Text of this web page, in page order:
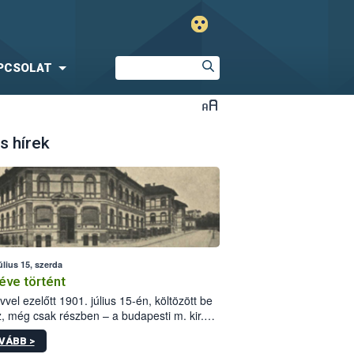
hírek
15, szerda
történt
ezelőtt 1901. július 15-én, költözött be
még csak részben – a budapesti m. kir.
állomás a Kis Rókus utca
alatti, Czigler Győző által tervezett új
>